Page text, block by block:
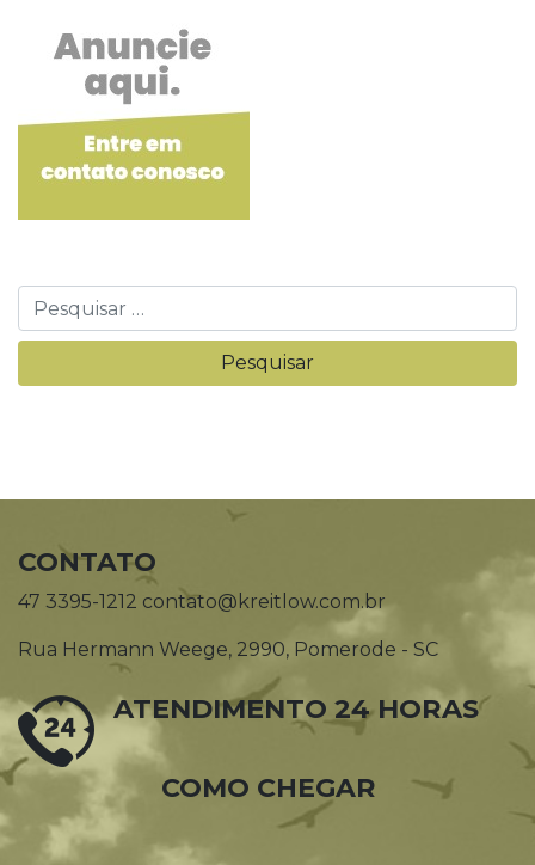
CONTATO
47 3395-1212 contato@kreitlow.com.br
Rua Hermann Weege, 2990, Pomerode - SC
ATENDIMENTO 24 HORAS
COMO CHEGAR